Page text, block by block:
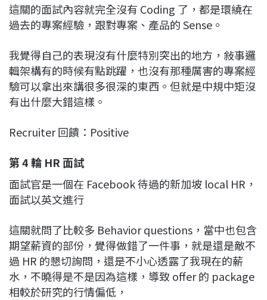
這關的面試內容就完全沒有 Coding 了，都是環繞在
過去的專案經驗，跟對專案、產品的 Sense。
我覺得自己的表現沒有什麼特別突出的地方，敍事邏
輯架構有的時候有點跳躍，也沒有那種厲害的專案經
驗可以拿出來講很多很深的東西。但就是中規中矩沒
有出什麼大錯這樣。
Recruiter 回饋：Positive
第 4 輪 HR 面試
面試官是一個在 Facebook 待過的新加坡 local HR，
面試以英文進行
這關就問了比較多 Behavior questions，當中也包含
期望薪資的部份，覺得做錯了一件事，就是還是敵不
過 HR 的懇切詢問，還是不小心透露了我現在的薪
水，不曉得是不是因為這樣，導致 offer 的 package
相較於研究的行情偏低，